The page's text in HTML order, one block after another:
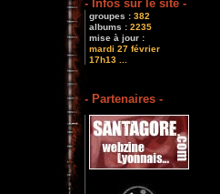
- Infos sur le site -
groupes : 382
albums : 2235
mise à jour :
mardi 27 février
17h13 ...
- Partenaires -